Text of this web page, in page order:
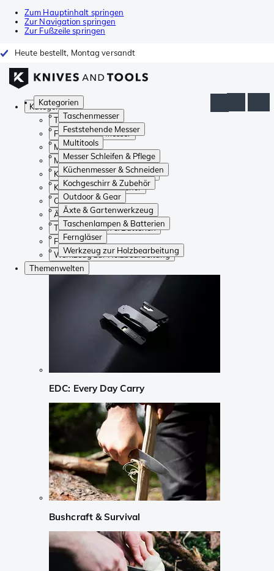
Zum Hauptinhalt springen
Zur Navigation springen
Zur Fußzeile springen
Heute bestellt, Montag versandt
Kategorien
Taschenmesser
Feststehende Messer
Multitools
Messer Schleifen & Pflege
Küchenmesser & Schneiden
Kochgeschirr & Zubehör
Outdoor & Gear
Äxte & Gartenwerkzeug
Taschenlampen & Batterien
Ferngläser
Werkzeug zur Holzbearbeitung
Kategorien
Taschenmesser
Feststehende Messer
Multitools
Messer Schleifen & Pflege
Küchenmesser & Schneiden
Kochgeschirr & Zubehör
Outdoor & Gear
Äxte & Gartenwerkzeug
Taschenlampen & Batterien
Ferngläser
Werkzeug zur Holzbearbeitung
Themenwelten
EDC: Every Day Carry
Bushcraft & Survival